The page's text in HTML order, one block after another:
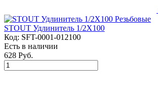
STOUT Удлинитель 1/2X100
Код: SFT-0001-012100
Есть в наличии
628 Руб.